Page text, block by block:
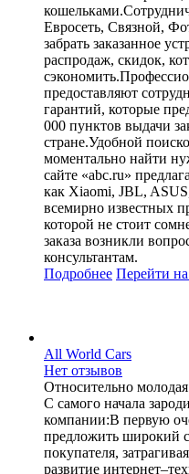
Евросеть, Связной,
забрать заказанное
распродаж, скидок,
предоставляют
гарантий, которые
000 пунктов выдачи
стране.Удобной
моментально найти
сайте «abc.ru»
как Xiaomi, JBL,
всемирно известных
которой не стоит
заказа возникли
консультантам.
Подробнее Перейти
All World Cars
Нет отзывов
Относительно
С самого начала
компании:В первую
предложить широкий
покупателя,
развитие